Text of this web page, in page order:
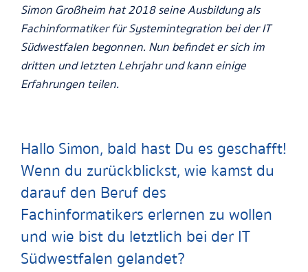
Simon Großheim hat 2018 seine Ausbildung als
Fachinformatiker für Systemintegration bei der IT
Südwestfalen begonnen. Nun befindet er sich im
dritten und letzten Lehrjahr und kann einige
Erfahrungen teilen.
Hallo Simon, bald hast Du es geschafft!
Wenn du zurückblickst, wie kamst du
darauf den Beruf des
Fachinformatikers erlernen zu wollen
und wie bist du letztlich bei der IT
Südwestfalen gelandet?